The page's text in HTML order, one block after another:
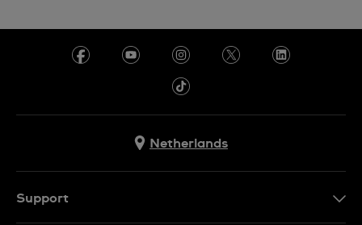
Netherlands
Support